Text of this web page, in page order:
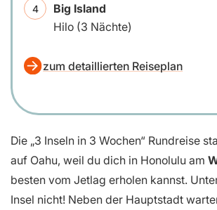
Big Island
Hilo (3 Nächte)
zum detaillierten Reiseplan
Die „3 Inseln in 3 Wochen“ Rundreise
auf Oahu, weil du dich in Honolulu am
besten vom Jetlag erholen kannst.
Insel nicht! Neben der Hauptstadt